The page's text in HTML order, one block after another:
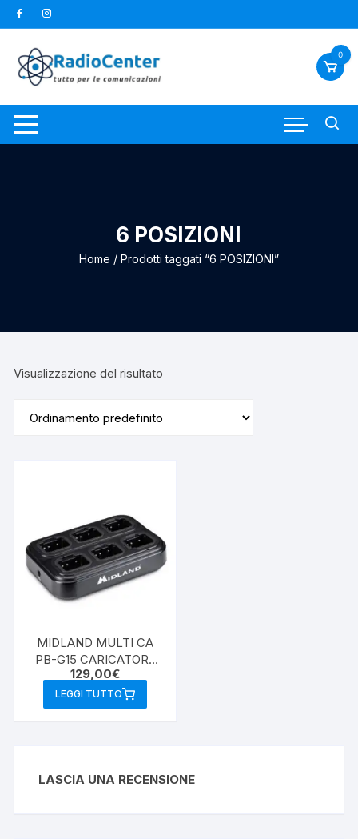
al
contenuto
0
6 POSIZIONI
Home / Prodotti taggati “6 POSIZIONI”
Visualizzazione del risultato
MIDLAND MULTI CA
PB-G15 CARICATORE
MULTIPLO A 6
POSIZIONI
129,00€
LEGGI TUTTO
LASCIA UNA RECENSIONE